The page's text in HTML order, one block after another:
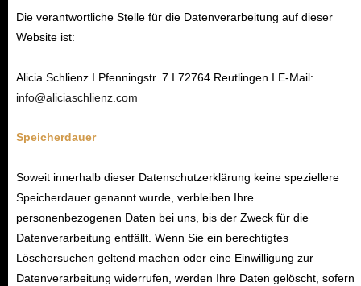
Die verantwortliche Stelle für die Datenverarbeitung auf dieser
Website ist:
Alicia Schlienz I Pfenningstr. 7 I 72764 Reutlingen I E-Mail:
info@aliciaschlienz.com
Speicherdauer
Soweit innerhalb dieser Datenschutzerklärung keine speziellere
Speicherdauer genannt wurde, verbleiben Ihre
personenbezogenen Daten bei uns, bis der Zweck für die
Datenverarbeitung entfällt. Wenn Sie ein berechtigtes
Löschersuchen geltend machen oder eine Einwilligung zur
Datenverarbeitung widerrufen, werden Ihre Daten gelöscht, sofern